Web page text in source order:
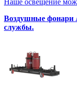
Наше освещение
Воздушные фонари
службы.